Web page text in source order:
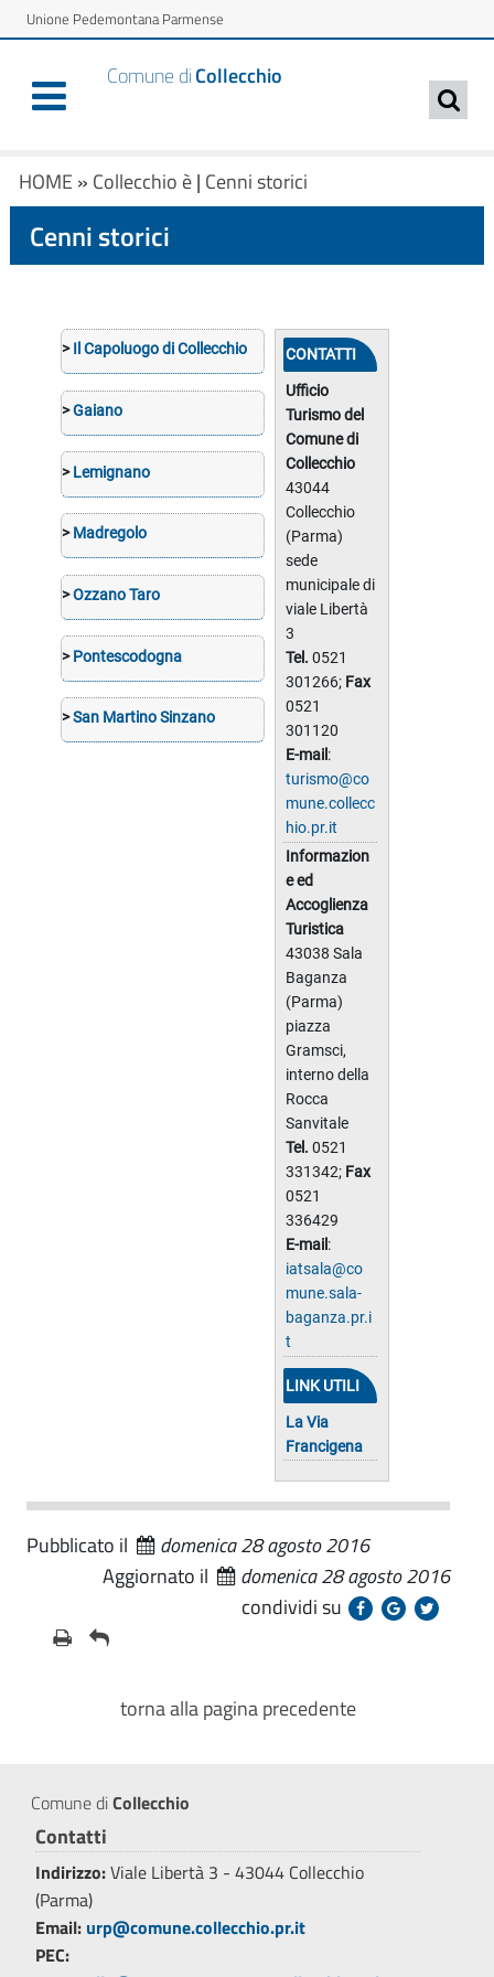
Unione Pedemontana Parmense
Comune diCollecchio
HOME » Collecchio è| Cenni storici
Cenni storici
>Il Capoluogo di Collecchio
>Gaiano
>Lemignano
>Madregolo
>Ozzano Taro
>Pontescodogna
>San Martino Sinzano
CONTATTI
Ufficio
Turismo del
Comune di
Collecchio
43044
Collecchio
(Parma)
sede
municipale di
viale Libertà
3
Tel. 0521
301266; Fax
0521
301120
E-mail :
turismo@co
mune.collecc
hio.pr.it
Informazion
e ed
Accoglienza
Turistica
43038 Sala
Baganza
(Parma)
piazza
Gramsci,
interno della
Rocca
Sanvitale
Tel. 0521
331342; Fax
0521
336429
E-mail :
iatsala@co
mune.sala-
baganza.pr.i
t
LINK UTILI
La Via
Francigena
Pubblicato il
domenica 28 agosto 2016
Aggiornato il
domenica 28 agosto 2016
condividi su
torna alla pagina precedente
Comune diCollecchio
Contatti
Indirizzo:Viale Libertà 3 - 43044 Collecchio
(Parma)
Email: urp@comune.collecchio.pr.it
PEC: